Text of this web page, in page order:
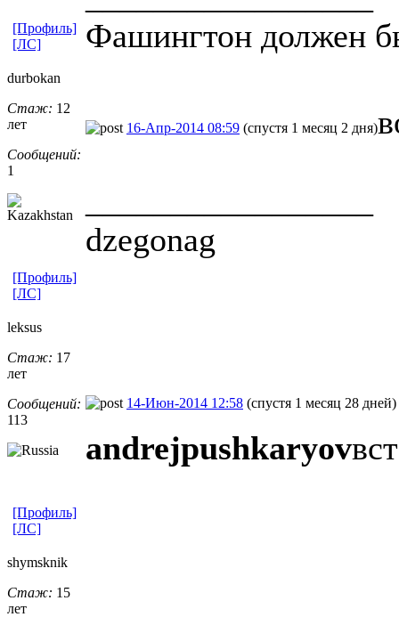
Фашингтон должен
[Профиль]
[ЛС]
durbokan
Стаж: 12
лет
Сообщений:
1
16-Апр-2014 08:59 (спустя 1 месяц 2 дня)
dzegonag
[Профиль]
[ЛС]
leksus
Стаж: 17
лет
Сообщений:
113
14-Июн-2014 12:58 (спустя 1 месяц 28 дней)
andrejpushkaryov
[Профиль]
[ЛС]
shymsknik
Стаж: 15
лет